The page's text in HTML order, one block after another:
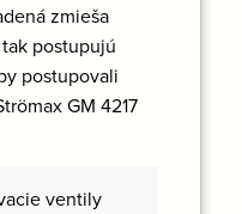
zmieša
postupujú
postupovali
GM 4217
ventily